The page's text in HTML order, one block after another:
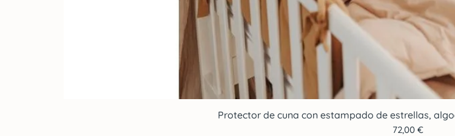
Vista rápida
Protector de cuna con estampado de estrellas,
Precio
72,00 €